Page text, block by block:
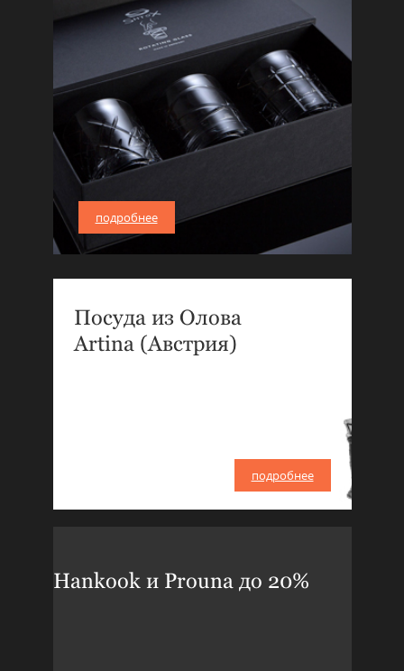
подробнее
Посуда из Олова
Artina (Австрия)
подробнее
Hankook и Prouna до 20%